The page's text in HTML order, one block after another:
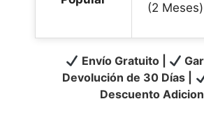
(2 Meses)
Envío Gratuito |
Devolución de 30 Días |
Descuento